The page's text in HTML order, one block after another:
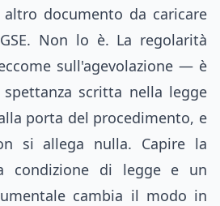
documento da caricare
Non lo è. La regolarità
sull'agevolazione — è
scritta nella legge
porta del procedimento, e
si allega nulla. Capire la
condizione di legge e un
cambia il modo in